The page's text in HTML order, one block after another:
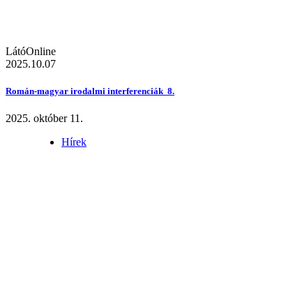
LátóOnline
2025.10.07
Román-magyar irodalmi interferenciák 8.
2025. október 11.
Hírek